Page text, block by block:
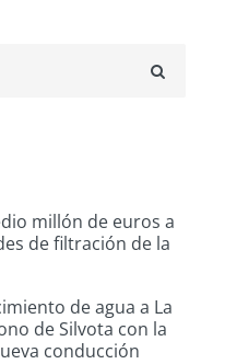
millón de euros a
de filtración de la
de agua a La
de Silvota con la
conducción